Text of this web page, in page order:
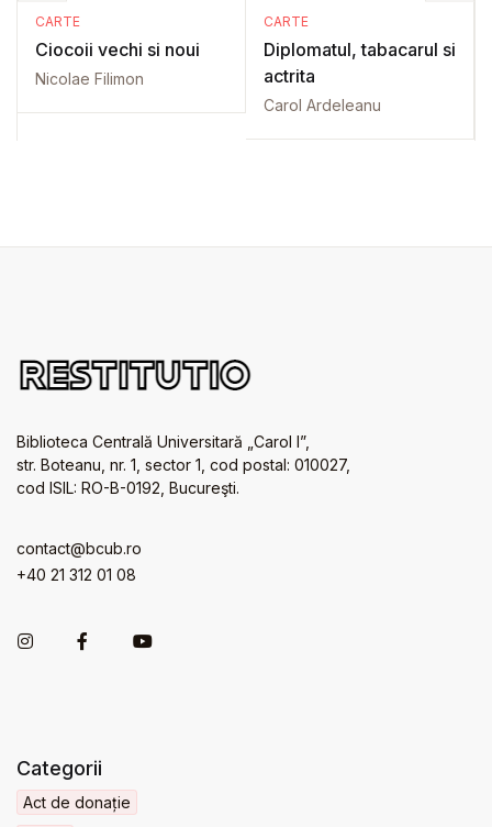
CARTE
Ciocoii vechi si noui
Nicolae Filimon
CARTE
Diplomatul, tabacarul si
actrita
Carol Ardeleanu
Biblioteca Centrală Universitară „Carol I”,
str. Boteanu, nr. 1, sector 1, cod postal: 010027,
cod ISIL: RO-B-0192, Bucureşti.
contact@bcub.ro
+40 21 312 01 08
Categorii
Act de donație